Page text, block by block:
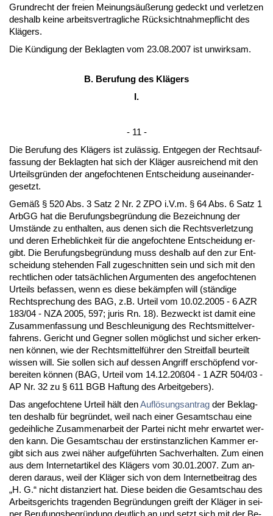
Grund­recht der frei­en Mei­nungsäußerung ge­deckt und ver­let­zen
des­halb kei­ne ar­beits­ver­trag­li­che Rück­sicht­nah­me­pflicht des
Klägers.
Die Kündi­gung der Be­klag­ten vom 23.08.2007 ist un­wirk­sam.
B. Be­ru­fung des Klägers
I.
- 11 -
Die Be­ru­fung des Klägers ist zulässig. Ent­ge­gen der Rechts­auf­
fas­sung der Be­klag­ten hat sich der Kläger aus­rei­chend mit den
Ur­teils­gründen der an­ge­foch­te­nen Ent­schei­dung aus­ein­an­der-
ge­setzt.
Gemäß § 520 Abs. 3 Satz 2 Nr. 2 ZPO i.V.m. § 64 Abs. 6 Satz 1
ArbGG hat die Be­ru­fungs­be­gründung die Be­zeich­nung der
Umstände zu ent­hal­ten, aus de­nen sich die Rechts­ver­let­zung
und de­ren Er­heb­lich­keit für die an­ge­foch­te­ne Ent­schei­dung er­
gibt. Die Be­ru­fungs­be­gründung muss des­halb auf den zur Ent­
schei­dung ste­hen­den Fall zu­ge­schnit­ten sein und sich mit den
recht­li­chen oder tatsächli­chen Ar­gu­men­ten des an­ge­foch­te­nen
Ur­teils be­fas­sen, wenn es die­se bekämp­fen will (ständi­ge
Recht­spre­chung des BAG, z.B. Ur­teil vom 10.02.2005 - 6 AZR
183/04 - NZA 2005, 597; ju­ris Rn. 18). Be­zweckt ist da­mit ei­ne
Zu­sam­men­fas­sung und Be­schleu­ni­gung des Rechts­mit­tel­ver­
fah­rens. Ge­richt und Geg­ner sol­len möglichst und si­cher er­ken­
nen können, wie der Rechts­mitt­elführer den Streit­fall be­ur­teilt
wis­sen will. Sie sol­len sich auf des­sen An­griff erschöpfend vor­
be­rei­ten können (BAG, Ur­teil vom 14.12.20ß04 - 1 AZR 504/03 -
AP Nr. 32 zu § 611 BGB Haf­tung des Ar­beit­ge­bers).
Das an­ge­foch­te­ne Ur­teil hält denAuflösungs­an­trag der Be­klag­
ten des­halb für be­gründet, weil nach ei­ner Ge­samt­schau ei­ne
ge­deih­li­che Zu­sam­men­ar­beit der Par­tei nicht mehr er­war­tet wer­
den kann. Die Ge­samt­schau der erst­in­stanz­li­chen Kam­mer er­
gibt sich aus zwei näher auf­geführ­ten Sach­ver­hal­ten. Zum ei­nen
aus dem In­ter­net­ar­ti­kel des Klägers vom 30.01.2007. Zum an­
de­ren dar­aus, weil der Kläger sich von dem In­ter­net­bei­trag des
„H. G.“ nicht dis­tan­ziert hat. Die­se bei­den die Ge­samt­schau des
Ar­beits­ge­richts tra­gen­den Be­gründun­gen greift der Kläger in sei­